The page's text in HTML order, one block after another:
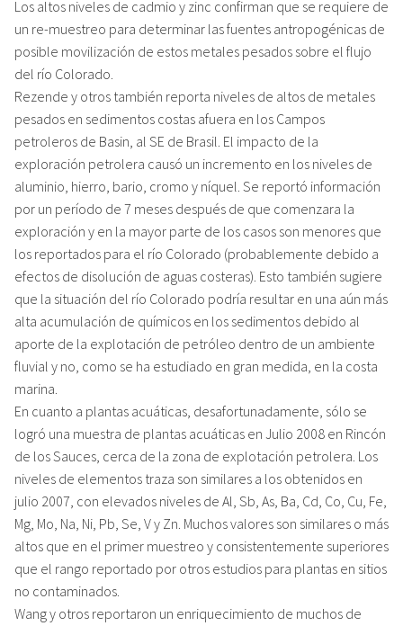
Los altos niveles de cadmio y zinc confirman que se requiere de
un re-muestreo para determinar las fuentes antropogénicas de
posible movilización de estos metales pesados sobre el flujo
del río Colorado.
Rezende y otros también reporta niveles de altos de metales
pesados en sedimentos costas afuera en los Campos
petroleros de Basin, al SE de Brasil. El impacto de la
exploración petrolera causó un incremento en los niveles de
aluminio, hierro, bario, cromo y níquel. Se reportó información
por un período de 7 meses después de que comenzara la
exploración y en la mayor parte de los casos son menores que
los reportados para el río Colorado (probablemente debido a
efectos de disolución de aguas costeras). Esto también sugiere
que la situación del río Colorado podría resultar en una aún más
alta acumulación de químicos en los sedimentos debido al
aporte de la explotación de petróleo dentro de un ambiente
fluvial y no, como se ha estudiado en gran medida, en la costa
marina.
En cuanto a plantas acuáticas, desafortunadamente, sólo se
logró una muestra de plantas acuáticas en Julio 2008 en Rincón
de los Sauces, cerca de la zona de explotación petrolera. Los
niveles de elementos traza son similares a los obtenidos en
julio 2007, con elevados niveles de Al, Sb, As, Ba, Cd, Co, Cu, Fe,
Mg, Mo, Na, Ni, Pb, Se, V y Zn. Muchos valores son similares o más
altos que en el primer muestreo y consistentemente superiores
que el rango reportado por otros estudios para plantas en sitios
no contaminados.
Wang y otros reportaron un enriquecimiento de muchos de